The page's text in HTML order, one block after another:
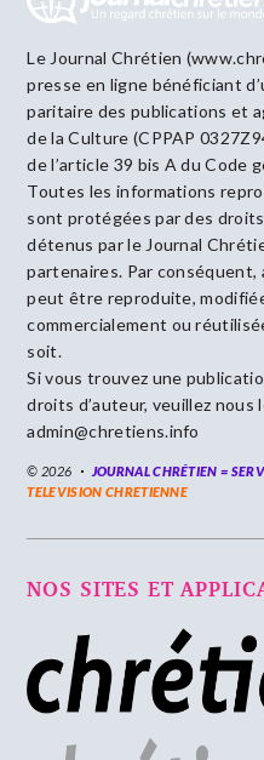
Le Journal Chrétien
presse en ligne bénéficiant
paritaire des publications et
de la Culture (CPPAP
de l’article 39 bis A du Code
Toutes les informations
sont protégées par des
détenus par le Journal
partenaires. Par
peut être reproduite,
commercialement ou
soit.
Si vous trouvez une
droits d’auteur, veuillez nous
admin@chretiens.info
© 2026 JOURNAL CHRÉTIEN =
TELEVISION CHRETIENNE
NOS SITES ET